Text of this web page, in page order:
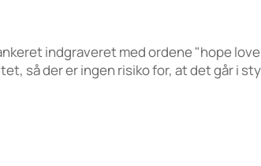
indgraveret med ordene "hope
så der er ingen risiko for, at det går i